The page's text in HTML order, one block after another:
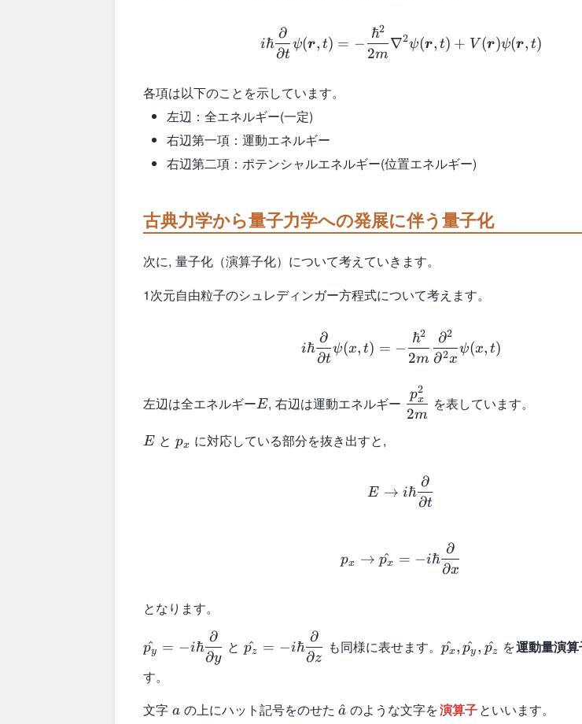
iℏ
∂t
∂
ψ(r, t) = −
2m
ℏ2
∇2ψ(r, t) + V (r)ψ(r, t)
各項は以下のことを示しています。
左辺：全エネルギー(一定)
右辺第一項：運動エネルギー
右辺第二項：ポテンシャルエネルギー(位置エネルギー)
古典力学から量子力学への発展に伴う量子化
次に, 量子化（演算子化）について考えていきます。
1次元自由粒子のシュレディンガー方程式について考えます。
i \hbar
iℏ
∂t
∂
ψ(x, t) = −
2m
ℏ2
∂2x
∂2
ψ(x, t)
左辺は全エネルギーE
E, 右辺は運動エネルギー \dfrac{p_x^2}
{2m}
2m
px
2
を表しています。
E
E と p_x
px に対応している部分を抜き出すと,
E \rightarrow i \hbar
E → iℏ
∂t
∂
p_x \rightarrow
px → px
^ = −iℏ
∂x
∂
となります。
\hat{p_y}=-i
\hbar
\dfrac{\partial}
py
^ = −iℏ
∂y
∂
と
\hat{p_z} =-i
\hbar
pz
^ = −iℏ
∂z
∂
も同様に表せます。 \hat{p_x},
\hat{p_y},
px
^ , py
^ , pz
^ を運動量演
す。
文字 a
aの上にハット記号をのせた\hat{a}
a
^ のような文字を演算子といいます。